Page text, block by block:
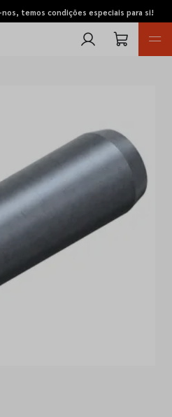
temos condições especiais para si!